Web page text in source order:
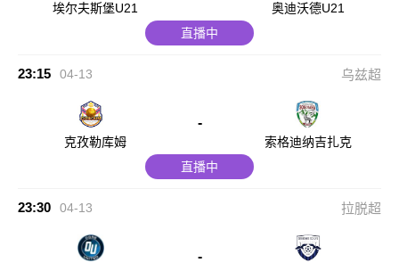
埃尔夫斯堡U21
奥迪沃德U21
直播中
23:15 04-13 乌兹超
克孜勒库姆
-
索格迪纳吉扎克
直播中
23:30 04-13 拉脱超
-